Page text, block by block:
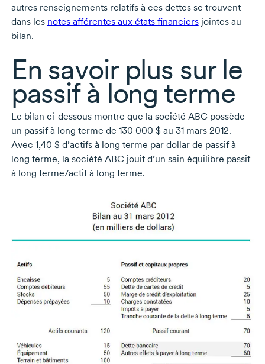
autres renseignements relatifs à ces dettes se trouvent
dans les notes afférentes aux états financiersjointes au
bilan.
En savoir plus sur le
passif à long terme
Le bilan ci-dessous montre que la société ABC possède
un passif à long terme de 130 000 $ au 31 mars 2012.
Avec 1,40 $ d’actifs à long terme par dollar de passif à
long terme, la société ABC jouit d’un sain équilibre passif
à long terme/actif à long terme.